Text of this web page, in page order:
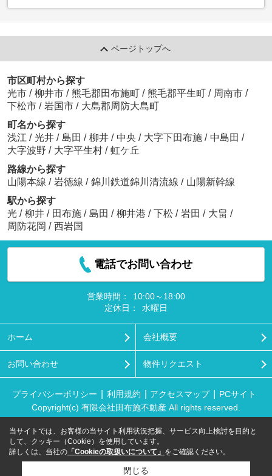
ページトップへ
市区町村から探す
光市 / 柳井市 / 熊毛郡田布施町 / 熊毛郡平生町 / 周南市 /
下松市 / 岩国市 / 大島郡周防大島町
町名から探す
浅江 / 光井 / 島田 / 柳井 / 中央 / 大字下田布施 / 中島田 /
大字波野 / 大字平生村 / 虹ケ丘
路線から探す
山陽本線 / 岩徳線 / 錦川鉄道錦川清流線 / 山陽新幹線
駅から探す
光 / 柳井 / 田布施 / 島田 / 柳井港 / 下松 / 岩田 / 大畠 /
周防花岡 / 西岩国
電話でお問い合わせ
営業時間：
10:00～18:00
定休日：
水曜日
ホーム 会社概要
お問い合わせ 物件リクエスト
プライバシーポリシー 利用規約 アクセスマップ
PCサイト
Copyright(c) 有限会社田布施不動産 All rights reserved.
当サイトでは、お客様の当サイト利用状況把握、サービス向上検討を目的と
して、クッキー（Cookie）を使用しています。
詳しくは、当社の 「Cookieの取扱いについて」 をご確認ください。
閉じる